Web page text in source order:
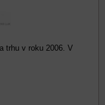
trhu v roku 2006. V